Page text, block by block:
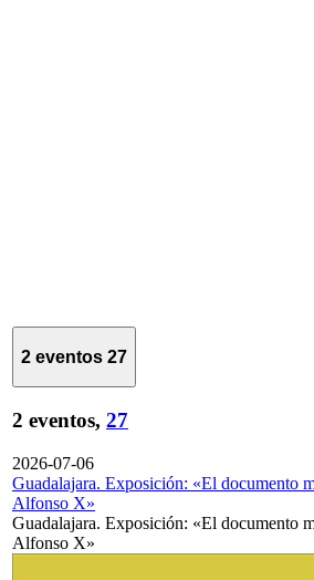
2 eventos 27
2 eventos, 27
2026-07-06
Guadalajara. Exposición: «El documento
Alfonso X»
Guadalajara. Exposición: «El documento
Alfonso X»